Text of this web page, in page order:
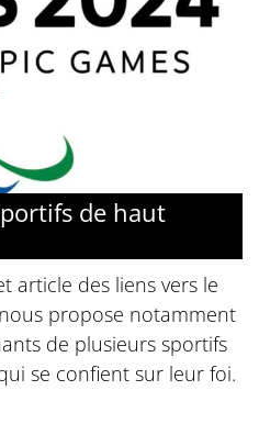
de haut
article des liens vers le
propose notamment
de plusieurs sportifs
se confient sur leur foi.